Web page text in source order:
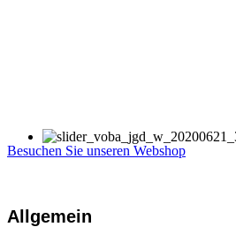
Besuchen Sie unseren Webshop
Allgemein